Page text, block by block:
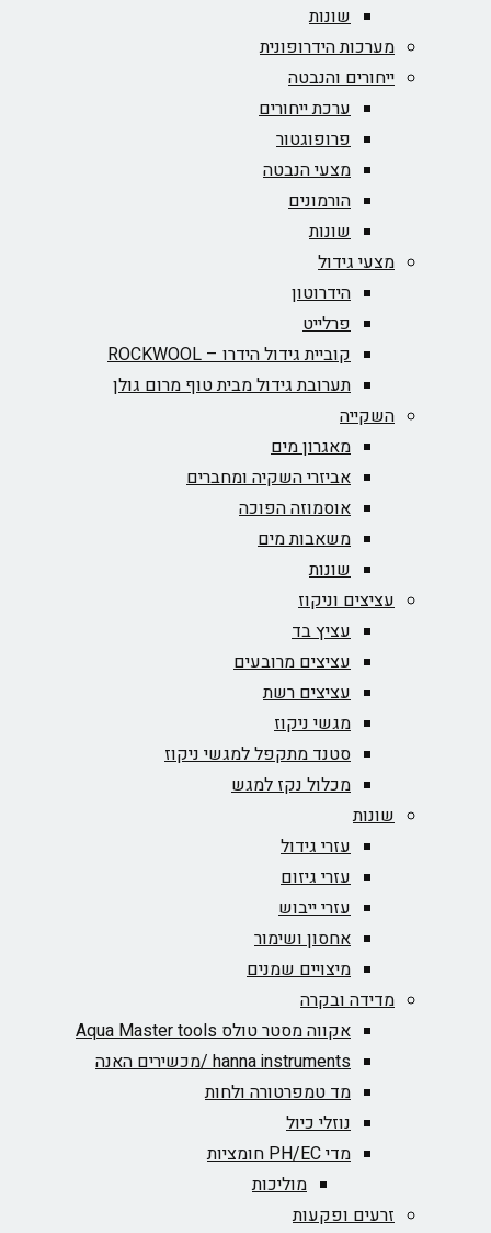
שונות
מערכות הידרופונית
ייחורים והנבטה
ערכת ייחורים
פרופוגטור
מצעי הנבטה
הורמונים
שונות
מצעי גידול
הידרוטון
פרלייט
קוביית גידול הידרו – ROCKWOOL‏
תערובת גידול מבית טוף מרום גולן
השקייה
מאגרון מים
אביזרי השקיה ומחברים
אוסמוזה הפוכה
משאבות מים
שונות
עציצים וניקוז
עציץ בד
עציצים מרובעים
עציצים רשת
מגשי ניקוז
סטנד מתקפל למגשי ניקוז
מכלול נקז למגש
שונות
עזרי גידול
עזרי גיזום
עזרי ייבוש
אחסון ושימור
מיצויים שמנים
מדידה ובקרה
אקווה מסטר טולס Aqua Master tools
hanna instruments /מכשירים האנה
מד טמפרטורה ולחות
נוזלי כיול
מדי PH/EC חומציות
מוליכות
זרעים ופקעות